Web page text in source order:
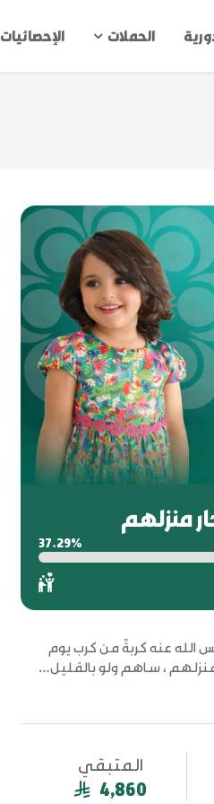
الحملات الإحصائيات
37.29%
عنه كربةً من كرب يوم
لمنزلهم ، ساهم ولو بالقليل…
المتبقي
4,860